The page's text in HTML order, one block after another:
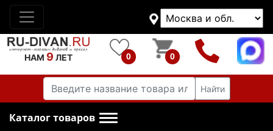
НАМ 9 ЛЕТ 0 0
Найти
Каталог товаров